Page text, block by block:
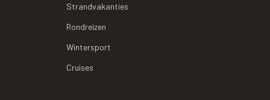
Strandvakanties
Rondreizen
Wintersport
Cruises